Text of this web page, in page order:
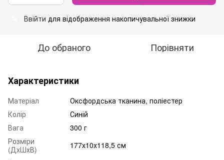
Ввійти для відображення накопичувальної знижки
До обраного Порівняти
Характеристики
Матеріал
Оксфордська тканина, поліестер
Колір
Синій
Вага
300 г
Розміри
(ДхШхВ)
177х10х118,5 см